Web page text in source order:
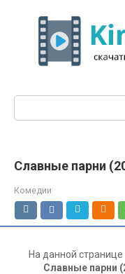
контенту
Славные парни
Комедии
На данной
Славные парни